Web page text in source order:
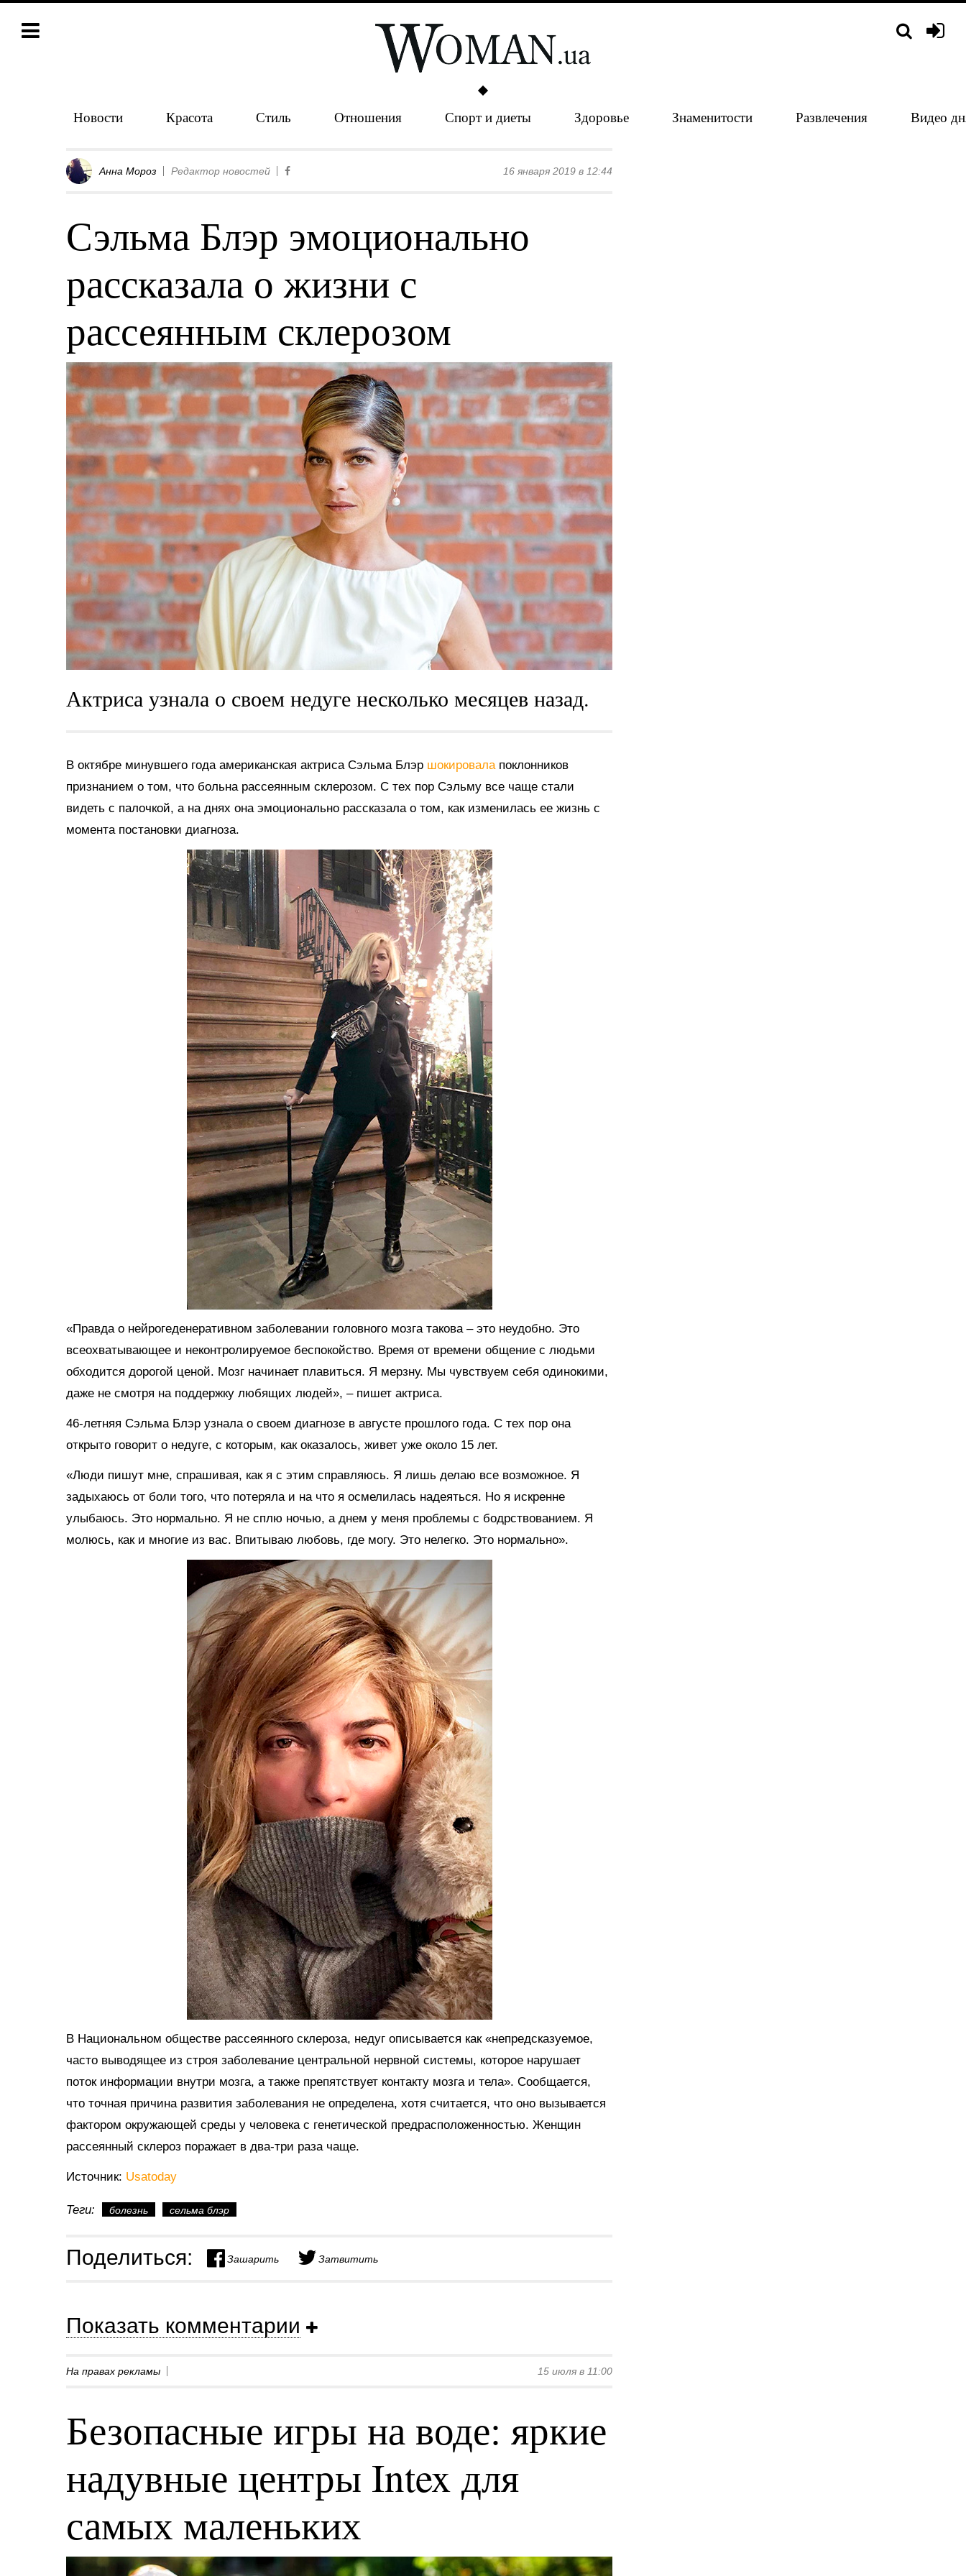
Новости Красота Стиль Отношения Спорт и диеты Здоровье Знаменитости Развлечения Видео
Анна Мороз Редактор новостей 16 января 2019 в 12:44
Сэльма Блэр эмоционально
рассказала о жизни с
рассеянным склерозом
Актриса узнала о своем недуге несколько месяцев назад.
В октябре минувшего года американская актриса Сэльма Блэр шокировала поклонников
признанием о том, что больна рассеянным склерозом. С тех пор Сэльму все чаще стали
видеть с палочкой, а на днях она эмоционально рассказала о том, как изменилась ее жизнь с
момента постановки диагноза.
«Правда о нейрогеденеративном заболевании головного мозга такова – это неудобно. Это
всеохватывающее и неконтролируемое беспокойство. Время от времени общение с людьми
обходится дорогой ценой. Мозг начинает плавиться. Я мерзну. Мы чувствуем себя одинокими,
даже не смотря на поддержку любящих людей», – пишет актриса.
46-летняя Сэльма Блэр узнала о своем диагнозе в августе прошлого года. С тех пор она
открыто говорит о недуге, с которым, как оказалось, живет уже около 15 лет.
«Люди пишут мне, спрашивая, как я с этим справляюсь. Я лишь делаю все возможное. Я
задыхаюсь от боли того, что потеряла и на что я осмелилась надеяться. Но я искренне
улыбаюсь. Это нормально. Я не сплю ночью, а днем у меня проблемы с бодрствованием. Я
молюсь, как и многие из вас. Впитываю любовь, где могу. Это нелегко. Это нормально».
В Национальном обществе рассеянного склероза, недуг описывается как «непредсказуемое,
часто выводящее из строя заболевание центральной нервной системы, которое нарушает
поток информации внутри мозга, а также препятствует контакту мозга и тела». Сообщается,
что точная причина развития заболевания не определена, хотя считается, что оно вызывается
фактором окружающей среды у человека с генетической предрасположенностью. Женщин
рассеянный склероз поражает в два-три раза чаще.
Источник: Usatoday
Теги: болезнь сельма блэр
Поделиться: Зашарить Затвитить
Показать комментарии
На правах рекламы 15 июля в 11:00
Безопасные игры на воде: яркие
надувные центры Intex для
самых маленьких